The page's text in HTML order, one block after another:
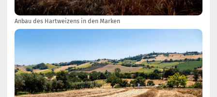
Anbau des Hartweizens in den Marken